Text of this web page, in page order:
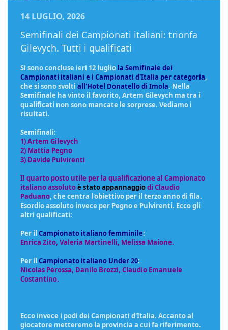
14 LUGLIO, 2026
Semifinali dei Campionati italiani: trionfa
Gilevych. Tutti i qualificati
Si sono concluse ieri 12 luglio la Semifinale dei
Campionati italiani e i Campionati d'Italia per categoria,
che si sono svolti all'Hotel Donatello di Imola. Nella
Semifinale ha vinto il favorito, Artem Gilevych ma tra i
qualificati non sono mancate le sorprese. Vediamo i
risultati.
Semifinali:
1) Artem Gilevych
2) Mattia Pegno
3) Davide Pulvirenti
Il quarto posto utile per la qualificazione al Campionato
italiano assolutoè stato appannaggiodi Claudio
Paduano, che centra l'obiettivo per il terzo anno di fila.
Esordio assoluto invece per Pegno e Pulvirenti. Ecco gli
altri qualificati:
Per il Campionato italiano femminile:
Enrica Zito, Valeria Martinelli, Melissa Maione.
Per il Campionato italiano Under 20:
Nicolas Perossa, Danilo Brozzi, Claudio Emanuele
Costantino.
Ecco invece i podi dei Campionati d'Italia. Accanto al
giocatore metteremo la provincia a cui fa riferimento.